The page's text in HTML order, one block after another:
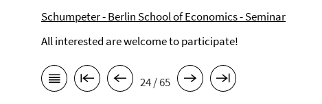
Schumpeter - Berlin School of Economics - Seminar
All interested are welcome to participate!
24 / 65